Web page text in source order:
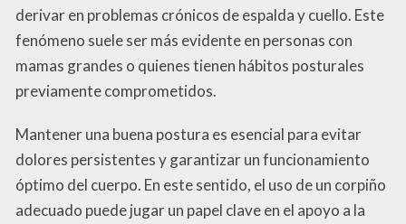
derivar en problemas crónicos de espalda y cuello. Este
fenómeno suele ser más evidente en personas con
mamas grandes o quienes tienen hábitos posturales
previamente comprometidos.
Mantener una buena postura es esencial para evitar
dolores persistentes y garantizar un funcionamiento
óptimo del cuerpo. En este sentido, el uso de un corpiño
adecuado puede jugar un papel clave en el apoyo a la